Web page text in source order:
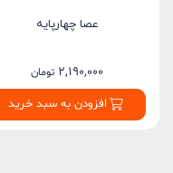
عصا چهارپایه
2,190,000 تومان
افزودن به سبد خرید